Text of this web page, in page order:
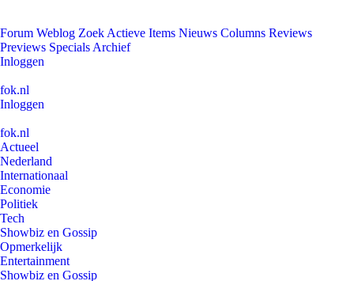
Forum Weblog Zoek Actieve Items Nieuws Columns Reviews
Previews Specials Archief
Inloggen
fok.nl
Inloggen
fok.nl
Actueel
Nederland
Internationaal
Economie
Politiek
Tech
Showbiz en Gossip
Opmerkelijk
Entertainment
Showbiz en Gossip